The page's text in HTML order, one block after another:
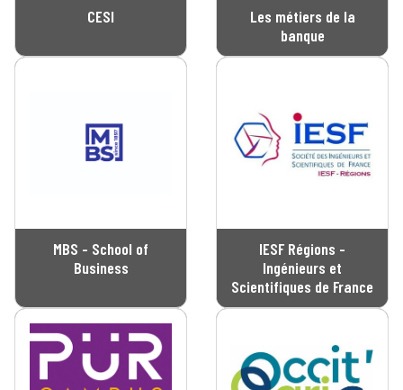
CESI
Les métiers de la
banque
MBS - School of
Business
IESF Régions -
Ingénieurs et
Scientifiques de France